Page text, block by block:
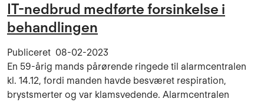
IT-nedbrud medførte forsinkelse i
behandlingen
Publiceret 08-02-2023
En 59-årig mands pårørende ringede til alarmcentralen
kl. 14.12, fordi manden havde besværet respiration,
brystsmerter og var klamsvedende. Alarmcentralen